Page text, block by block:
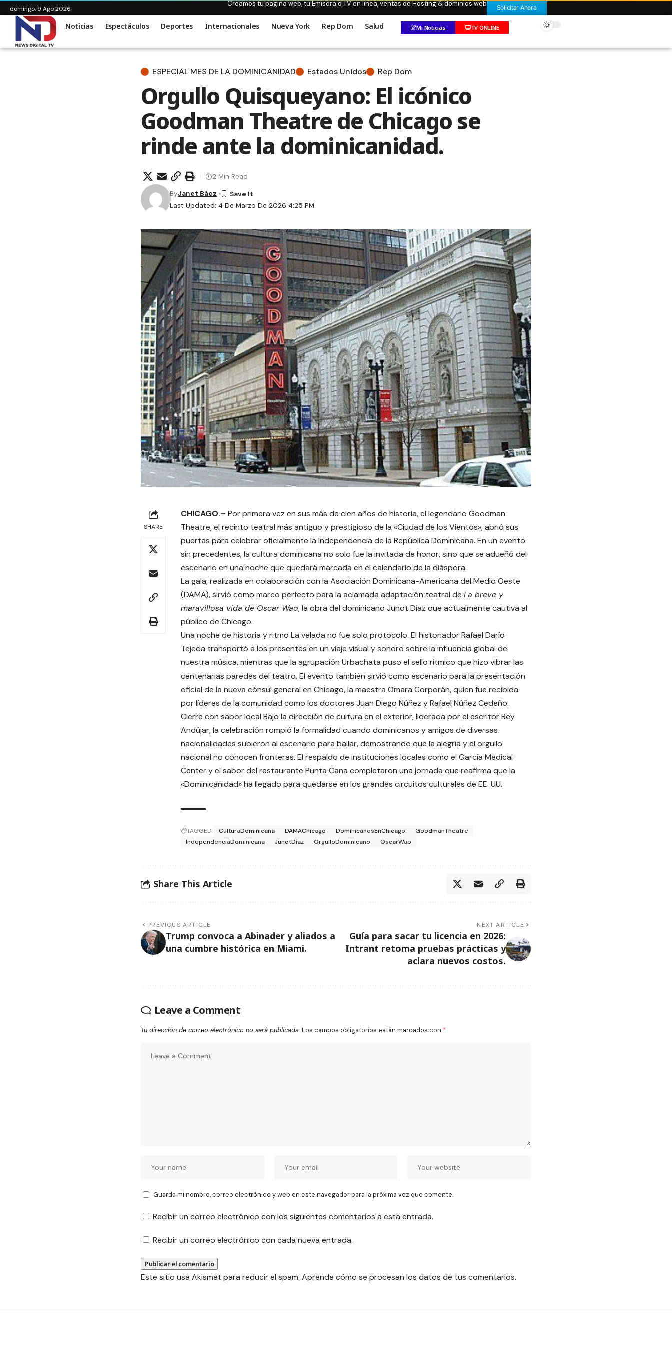
domingo, 9 Ago 2026
Creamos tu pagina web, tu Emisora o TV en linea, ventas de Hosting & dominios web Solicitar Ahora
Noticias Espectáculos Deportes Internacionales Nueva York Rep Dom Salud Mi Noticias TV ONLINE
ESPECIAL MES DE LA DOMINICANIDAD Estados Unidos Rep Dom
Orgullo Quisqueyano: El icónico
Goodman Theatre de Chicago se
rinde ante la dominicanidad.
Last Updated: 4 De Marzo De 2026 4:25 PM
ByJanet Báez
2 Min Read
SHARE
CHICAGO.– Por primera vez en sus más de cien años de historia, el legendario Goodman
Theatre, el recinto teatral más antiguo y prestigioso de la «Ciudad de los Vientos», abrió sus
puertas para celebrar oficialmente la Independencia de la República Dominicana. En un evento
sin precedentes, la cultura dominicana no solo fue la invitada de honor, sino que se adueñó del
escenario en una noche que quedará marcada en el calendario de la diáspora.
La gala, realizada en colaboración con la Asociación Dominicana-Americana del Medio Oeste
(DAMA), sirvió como marco perfecto para la aclamada adaptación teatral de La breve y
maravillosa vida de Oscar Wao, la obra del dominicano Junot Díaz que actualmente cautiva al
público de Chicago.
Una noche de historia y ritmo La velada no fue solo protocolo. El historiador Rafael Darío
Tejeda transportó a los presentes en un viaje visual y sonoro sobre la influencia global de
nuestra música, mientras que la agrupación Urbachata puso el sello rítmico que hizo vibrar las
centenarias paredes del teatro. El evento también sirvió como escenario para la presentación
oficial de la nueva cónsul general en Chicago, la maestra Omara Corporán, quien fue recibida
por líderes de la comunidad como los doctores Juan Diego Núñez y Rafael Núñez Cedeño.
Cierre con sabor local Bajo la dirección de cultura en el exterior, liderada por el escritor Rey
Andújar, la celebración rompió la formalidad cuando dominicanos y amigos de diversas
nacionalidades subieron al escenario para bailar, demostrando que la alegría y el orgullo
nacional no conocen fronteras. El respaldo de instituciones locales como el García Medical
Center y el sabor del restaurante Punta Cana completaron una jornada que reafirma que la
«Dominicanidad» ha llegado para quedarse en los grandes circuitos culturales de EE. UU.
TAGGED: CulturaDominicana DAMAChicago DominicanosEnChicago
GoodmanTheatre
IndependenciaDominicana
JunotDíaz OrgulloDominicano OscarWao
Share This Article
PREVIOUS ARTICLE
Trump convoca a Abinader y aliados a
una cumbre histórica en Miami.
NEXT ARTICLE
Guía para sacar tu licencia en 2026:
Intrant retoma pruebas prácticas y
aclara nuevos costos.
Leave a Comment
Tu dirección de correo electrónico no será publicada. Los campos obligatorios están marcados con *
Guarda mi nombre, correo electrónico y web en este navegador para la próxima vez que comente.
Recibir un correo electrónico con los siguientes comentarios a esta entrada.
Recibir un correo electrónico con cada nueva entrada.
Este sitio usa Akismet para reducir el spam. Aprende cómo se procesan los datos de tus comentarios.